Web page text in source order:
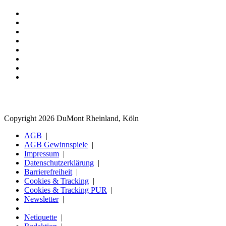
Copyright 2026 DuMont Rheinland, Köln
AGB
AGB Gewinnspiele
Impressum
Datenschutzerklärung
Barrierefreiheit
Cookies & Tracking
Cookies & Tracking PUR
Newsletter
Netiquette